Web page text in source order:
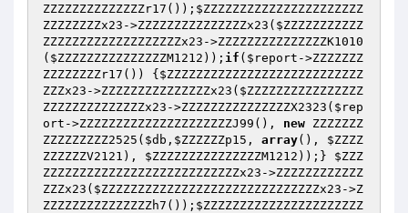
ZZZZZZZZZZZZZZr17()); $ZZZZZZZZZZZZZZZZZZZZZZ
ZZZZZZZZx23 ->ZZZZZZZZZZZZZZZx23( $ZZZZZZZZZZZ
ZZZZZZZZZZZZZZZZZZZx23 ->ZZZZZZZZZZZZZZZK1010
( $ZZZZZZZZZZZZZZZM1212 )); if ( $report ->ZZZZZZZ
ZZZZZZZZr17()) { $ZZZZZZZZZZZZZZZZZZZZZZZZZZZ
ZZZx23 ->ZZZZZZZZZZZZZZZx23( $ZZZZZZZZZZZZZZZZ
ZZZZZZZZZZZZZZx23 ->ZZZZZZZZZZZZZZZX2323( $rep
ort ->ZZZZZZZZZZZZZZZZZZZZZJ99(), new ZZZZZZZ
ZZZZZZZZZ2525( $db , $ZZZZZZp15 , array(), $ZZZZ
ZZZZZZV2121 ), $ZZZZZZZZZZZZZZZM1212 ));} $ZZZ
ZZZZZZZZZZZZZZZZZZZZZZZZZZZx23 ->ZZZZZZZZZZZZ
ZZZx23( $ZZZZZZZZZZZZZZZZZZZZZZZZZZZZZZx23 ->Z
ZZZZZZZZZZZZZZZh7()); $ZZZZZZZZZZZZZZZZZZZZZZ